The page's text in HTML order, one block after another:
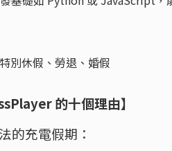
別休假、勞退、婚假
的十個理由】
的充電假期：